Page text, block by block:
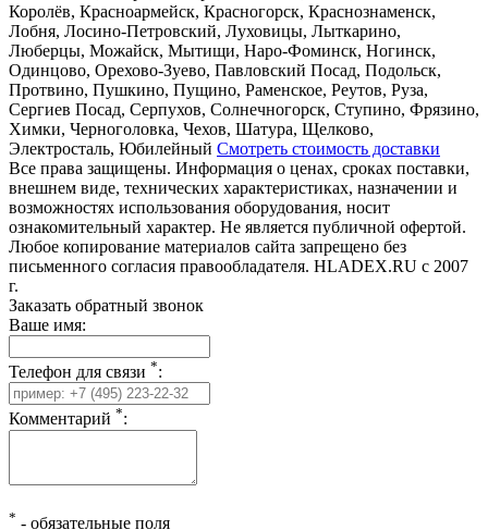
Королёв, Красноармейск, Красногорск, Краснознаменск,
Лобня, Лосино-Петровский, Луховицы, Лыткарино,
Люберцы, Можайск, Мытищи, Наро-Фоминск, Ногинск,
Одинцово, Орехово-Зуево, Павловский Посад, Подольск,
Протвино, Пушкино, Пущино, Раменское, Реутов, Руза,
Сергиев Посад, Серпухов, Солнечногорск, Ступино, Фрязино,
Химки, Черноголовка, Чехов, Шатура, Щелково,
Электросталь, Юбилейный Смотреть стоимость доставки
Все права защищены. Информация о ценах, сроках поставки,
внешнем виде, технических характеристиках, назначении и
возможностях использования оборудования, носит
ознакомительный характер. Не является публичной офертой.
Любое копирование материалов сайта запрещено без
письменного согласия правообладателя. HLADEX.RU c 2007
г.
Заказать обратный звонок
Ваше имя:
Телефон для связи *:
Комментарий *:
* - обязательные поля